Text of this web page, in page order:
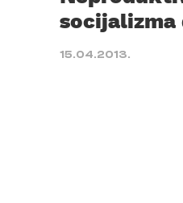
socijalizma
15.04.2013.